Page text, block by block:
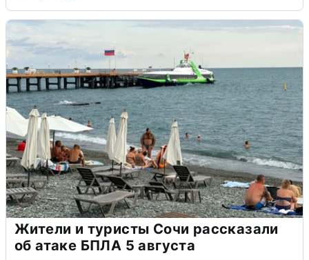
Жители и туристы Сочи рассказали
об атаке БПЛА 5 августа